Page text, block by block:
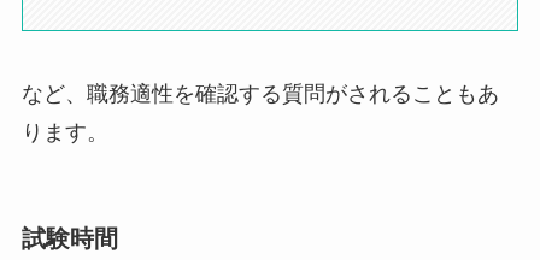
など、職務適性を確認する質問がされることもあ
ります。
試験時間